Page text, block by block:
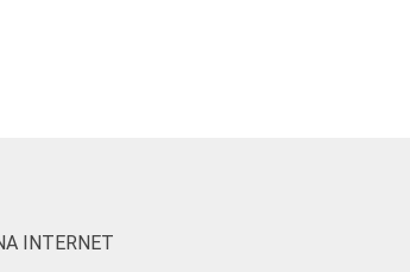
lucrativos brasileiras - TIC Organizações
INTERNET